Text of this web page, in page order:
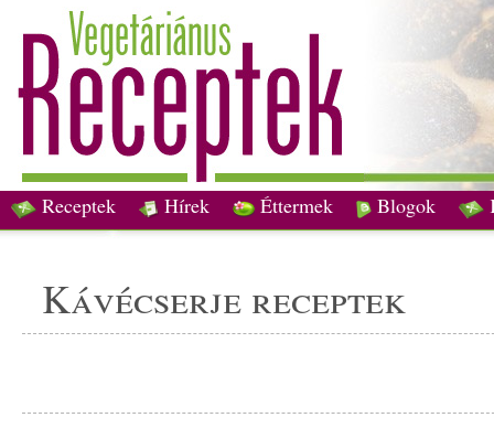
Receptek Hírek Éttermek Blogok
kávécserje receptek